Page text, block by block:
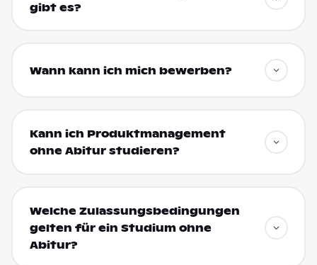
gibt es?
Wann kann ich mich bewerben?
Kann ich Produktmanagement
ohne Abitur studieren?
Welche Zulassungsbedingungen
gelten für ein Studium ohne
Abitur?